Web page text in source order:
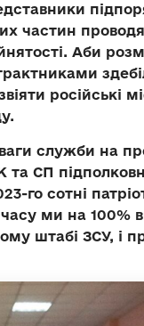
частин
Аби
російські
служби на
та СП
го сотні
ми на 100%
штабі ЗСУ, і